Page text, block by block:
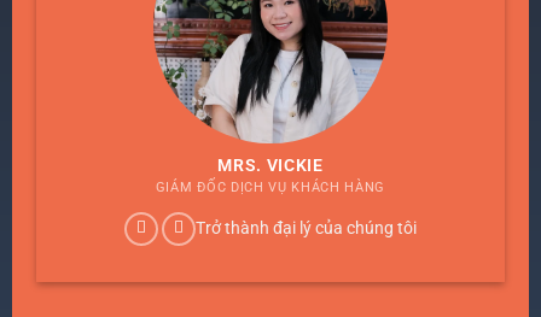
MRS. VICKIE
GIÁM ĐỐC DỊCH VỤ KHÁCH HÀNG
Trở thành đại lý của chúng tôi